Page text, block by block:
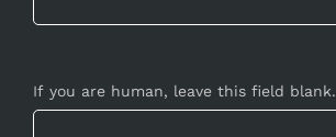
If you are human, leave this field blank.